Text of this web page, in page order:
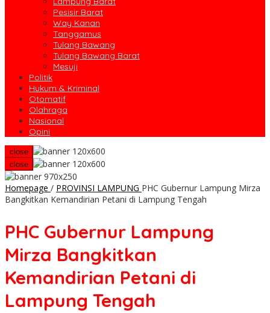
Pesisir Barat
Way Kanan
Tanggamus
Tulang Bawang
Tulang Bawang Barat
Mesuji
Politik
Hukum & Kriminal
Otomatif
Olahraga
Nasional
Opini
close
close
Homepage / PROVINSI LAMPUNG PHC Gubernur Lampung Mirza
Bangkitkan Kemandirian Petani di Lampung Tengah
PHC Gubernur Lampung
Mirza Bangkitkan
Kemandirian Petani di
Lampung Tengah